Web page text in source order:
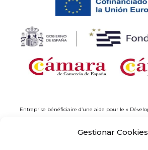
Gestionar Cookies
Entreprise bénéficiaire d’une aide pour le «
projet “Réseaux d’Entrepreneuriat